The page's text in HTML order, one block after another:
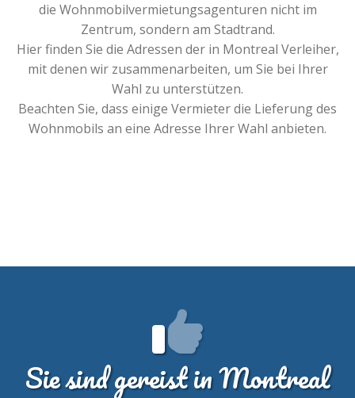
die Wohnmobilvermietungsagenturen nicht im
Zentrum, sondern am Stadtrand.
Hier finden Sie die Adressen der in Montreal Verleiher,
mit denen wir zusammenarbeiten, um Sie bei Ihrer
Wahl zu unterstützen.
Beachten Sie, dass einige Vermieter die Lieferung des
Wohnmobils an eine Adresse Ihrer Wahl anbieten.
Sie sind gereist in Montreal